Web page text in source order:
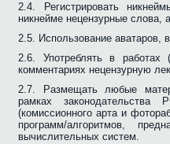
2.4. Регистрировать
никнейме нецензурные слова,
2.5. Использование аватаров,
2.6. Употреблять в работах
комментариях нецензурную
2.7. Размещать любые
рамках
(комиссионного арта и
программ/алгоритмов,
вычислительных систем.